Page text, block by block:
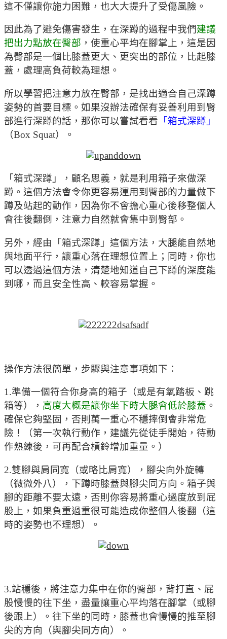
這不僅讓你施力困難，也大大提升了受傷風險。
因此為了避免傷害發生，在深蹲的過程中我們建議
把出力點放在臀部 ，使重心平均在腳掌上，這是因
為臀部是一個比膝蓋更大、更突出的部位，比起膝
蓋，處理高負荷較為理想。
所以學習把注意力放在臀部，是找出適合自己深蹲
姿勢的首要目標。如果沒辦法確保有妥善利用到臀
部進行深蹲的話，那你可以嘗試看看 「箱式深蹲」
（Box Squat）。
「箱式深蹲」，顧名思義，就是利用箱子來做深
蹲。這個方法會令你更容易運用到臀部的力量做下
蹲及站起的動作，因為你不會擔心重心後移整個人
會往後翻倒，注意力自然就會集中到臀部。
另外，經由「箱式深蹲」這個方法，大腿能自然地
與地面平行，讓重心落在理想位置上；同時，你也
可以透過這個方法，清楚地知道自己下蹲的深度能
到哪，而且安全性高、較容易掌握。
操作方法很簡單，步驟與注意事項如下：
1.準備一個符合你身高的箱子（或是有氧踏板、跳
箱等）， 高度大概是讓你坐下時大腿會低於膝蓋 。
確保它夠堅固，否則萬一重心不穩摔倒會非常危
險！（第一次執行動作，建議先從徒手開始，待動
作熟練後，可再配合槓鈴增加重量。）
2.雙腳與肩同寬（或略比肩寬），腳尖向外旋轉
（微微外八），下蹲時膝蓋與腳尖同方向。箱子與
腳的距離不要太遠，否則你容易將重心過度放到屁
股上，如果負重過重很可能造成你整個人後翻（這
時的姿勢也不理想）。
3.站穩後，將注意力集中在你的臀部，背打直、屁
股慢慢的往下坐，盡量讓重心平均落在腳掌（或腳
後跟上）。往下坐的同時，膝蓋也會慢慢的推至腳
尖的方向（與腳尖同方向）。